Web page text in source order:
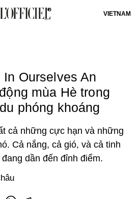
VIETNAM
Ourselves An
mùa Hè trong
phóng khoáng
cả những cực hạn và những
Cả nắng, cả gió, và cả tinh
dần đến đỉnh điểm.